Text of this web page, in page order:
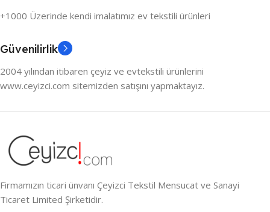
+1000 Üzerinde kendi imalatımız ev tekstili ürünleri
Güvenilirlik
2004 yılından itibaren çeyiz ve evtekstili ürünlerini
www.ceyizci.com sitemizden satışını yapmaktayız.
Firmamızın ticari ünvanı Çeyizci Tekstil Mensucat ve Sanayi
Ticaret Limited Şirketidir.